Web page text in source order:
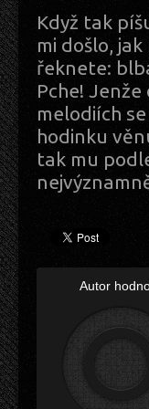
Když tak
mi došlo,
řeknete:
Pche!
melodiích
hodinku
tak mu
Autor